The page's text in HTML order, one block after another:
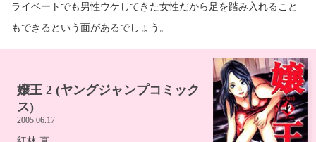
ライベートでも男性ウケしてきた女性だから足を踏み入れること
もできるという面があるでしょう。